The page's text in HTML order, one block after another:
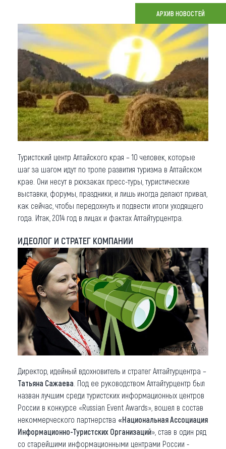
О регионе
Коллекция впечатлений
Другие рубрики
АРХИВ НОВОСТЕЙ
Туристский центр Алтайского края – 10 человек, которые
шаг за шагом идут по тропе развития туризма в Алтайском
крае. Они несут в рюкзаках пресс-туры, туристические
выставки, форумы, праздники, и лишь иногда делают привал,
как сейчас, чтобы передохнуть и подвести итоги уходящего
года. Итак, 2014 год в лицах и фактах Алтайтурцентра.
ИДЕОЛОГ И СТРАТЕГ КОМПАНИИ
Директор, идейный вдохновитель и стратег Алтайтурцентра –
Татьяна Сажаева . Под ее руководством Алтайтурцентр был
назван лучшим среди туристских информационных центров
России в конкурсе «Russian Event Awards», вошел в состав
некоммерческого партнерства «Национальная Ассоциация
Информационно-Туристских Организаций», став в один ряд
со старейшими информационными центрами России -